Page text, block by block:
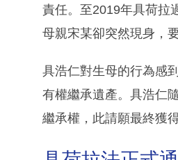
責任。至2019年具荷拉
母親宋某卻突然現身，
具浩仁對生母的行為感
有權繼承遺產。具浩仁
繼承權，此請願最終獲